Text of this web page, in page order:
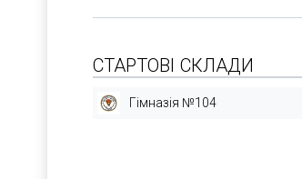
СТАРТОВІ СКЛАДИ
Гімназія №104